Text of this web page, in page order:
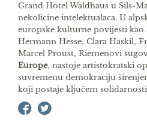
Grand Hotel Waldhaus u Sils-
nekolicine intelektualaca. U
europske kulturne povijesti kao
Hermann Hesse, Clara Haskil,
Marcel Proust, Riemenovi
Europe, nastoje artistokratski
suvremenu demokraciju
koji postaje ključem